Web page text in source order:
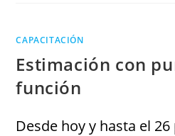
CAPACITACIÓN
Estimación con
función
Desde hoy y hasta el